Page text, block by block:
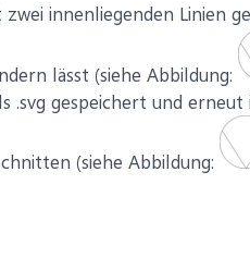
innenliegenden Linien
lässt (siehe Abbildung:
.svg gespeichert und
(siehe Abbildung: